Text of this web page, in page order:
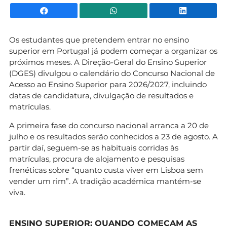
Facebook WhatsApp
Os estudantes que pretendem entrar no ensino
superior em Portugal já podem começar a organizar os
próximos meses. A Direção-Geral do Ensino Superior
(DGES) divulgou o calendário do Concurso Nacional de
Acesso ao Ensino Superior para 2026/2027, incluindo
datas de candidatura, divulgação de resultados e
matrículas.
A primeira fase do concurso nacional arranca a 20 de
julho e os resultados serão conhecidos a 23 de agosto. A
partir daí, seguem-se as habituais corridas às
matrículas, procura de alojamento e pesquisas
frenéticas sobre “quanto custa viver em Lisboa sem
vender um rim”. A tradição académica mantém-se
viva.
ENSINO SUPERIOR: QUANDO COMEÇAM AS